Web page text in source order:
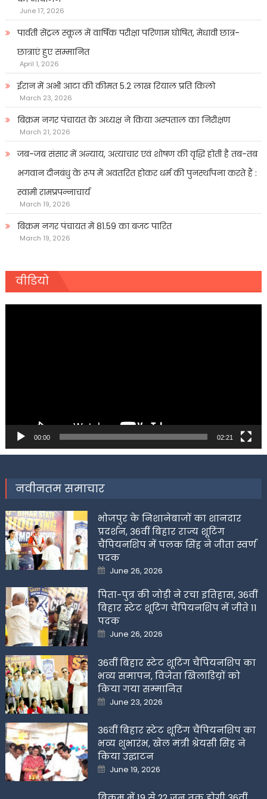
June 17, 2026
पार्वती सेंट्रल स्कूल में वार्षिक परीक्षा परिणाम घोषित, मेधावी छात्र-
छात्राएं हुए सम्मानित
April 1, 2026
ईरान में अभी आटा की कीमत 5.2 लाख रियाल प्रति किलो
March 23, 2026
बिक्रम नगर पंचायत के अध्यक्ष ने किया अस्पताल का निरीक्षण
March 21, 2026
जब-जब संसार में अन्याय, अत्याचार एवं शोषण की वृद्धि होती है तब-तब
भगवान दीनबंधु के रूप में अवतरित होकर धर्म की पुनर्स्थापना करते हैं :
स्वामी रामप्रपन्नाचार्य
March 19, 2026
बिक्रम नगर पंचायत में 81.59 का बजट पारित
March 19, 2026
वीडियो
00:00 02:21
नवीनतम समाचार
भोजपुर के निशानेबाजों का शानदार
प्रदर्शन, 36वीं बिहार राज्य शूटिंग
चैंपियनशिप में पलक सिंह ने जीता स्वर्ण
पदक
Posted
on
June 26, 2026
पिता-पुत्र की जोड़ी ने रचा इतिहास, 36वीं
बिहार स्टेट शूटिंग चैंपियनशिप में जीते 11
पदक
Posted
on
June 26, 2026
36वीं बिहार स्टेट शूटिंग चैंपियनशिप का
भव्य समापन, विजेता खिलाडिय़ों को
किया गया सम्मानित
Posted
on
June 23, 2026
36वीं बिहार स्टेट शूटिंग चैंपियनशिप का
भव्य शुभारंभ, खेल मंत्री श्रेयसी सिंह ने
किया उद्घाटन
Posted
on
June 19, 2026